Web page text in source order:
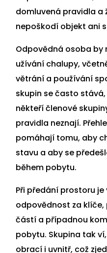
domluvená pravidla a
nepoškodí objekt ani
Odpovědná osoba
užívání chalupy,
větrání a používání
skupin se často
někteří členové
pravidla neznají.
pomáhají tomu, aby
stavu a aby se
během pobytu.
Při předání prostoru
odpovědnost za
částí a případnou
pobytu. Skupina tak
obrací i uvnitř, což